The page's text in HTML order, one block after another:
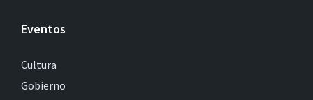
Eventos
Cultura
Gobierno